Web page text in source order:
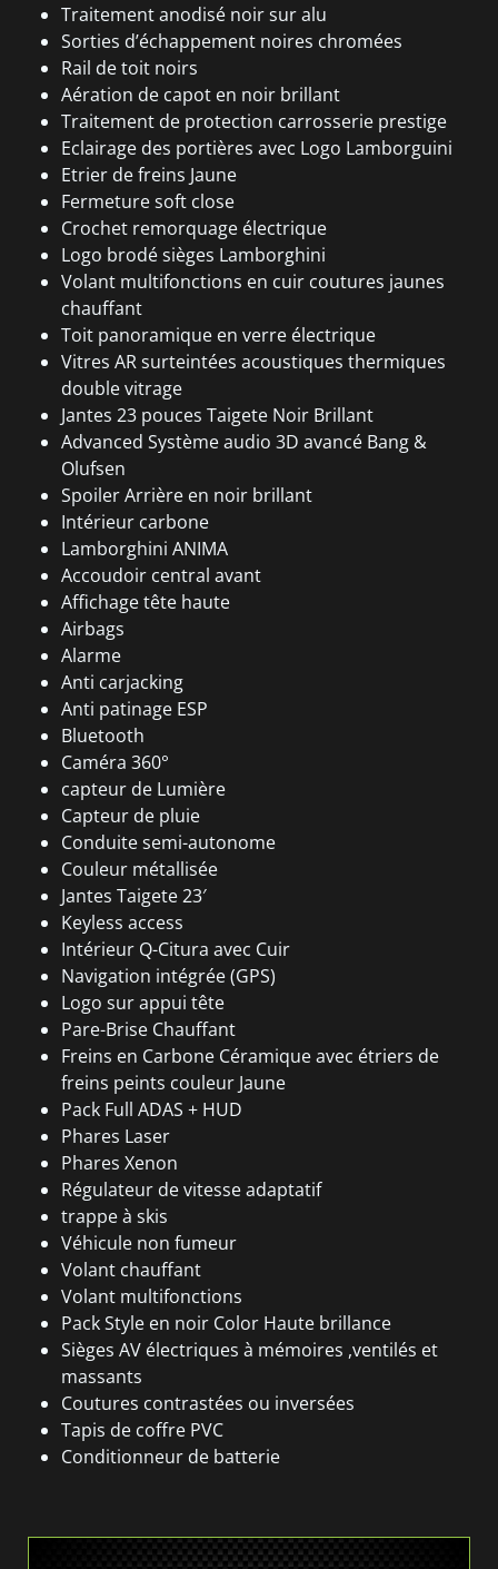
Traitement anodisé noir sur alu
Sorties d’échappement noires chromées
Rail de toit noirs
Aération de capot en noir brillant
Traitement de protection carrosserie prestige
Eclairage des portières avec Logo Lamborguini
Etrier de freins Jaune
Fermeture soft close
Crochet remorquage électrique
Logo brodé sièges Lamborghini
Volant multifonctions en cuir coutures jaunes
chauffant
Toit panoramique en verre électrique
Vitres AR surteintées acoustiques thermiques
double vitrage
Jantes 23 pouces Taigete Noir Brillant
Advanced Système audio 3D avancé Bang &
Olufsen
Spoiler Arrière en noir brillant
Intérieur carbone
Lamborghini ANIMA
Accoudoir central avant
Affichage tête haute
Airbags
Alarme
Anti carjacking
Anti patinage ESP
Bluetooth
Caméra 360°
capteur de Lumière
Capteur de pluie
Conduite semi-autonome
Couleur métallisée
Jantes Taigete 23′
Keyless access
Intérieur Q-Citura avec Cuir
Navigation intégrée (GPS)
Logo sur appui tête
Pare-Brise Chauffant
Freins en Carbone Céramique avec étriers de
freins peints couleur Jaune
Pack Full ADAS + HUD
Phares Laser
Phares Xenon
Régulateur de vitesse adaptatif
trappe à skis
Véhicule non fumeur
Volant chauffant
Volant multifonctions
Pack Style en noir Color Haute brillance
Sièges AV électriques à mémoires ,ventilés et
massants
Coutures contrastées ou inversées
Tapis de coffre PVC
Conditionneur de batterie